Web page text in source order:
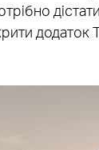
додаток